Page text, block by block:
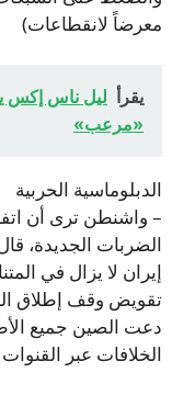
معرضاً لانقطاعات)
يقرأ ليل ناس إكس
«مرعب»
الدبلوماسية الحربية
– واشنطن ترى أن
الضربات الجديدة،
إيران لا يزال في
تقويض وقف إطلاق
دعت الصين جميع
الخلافات عبر